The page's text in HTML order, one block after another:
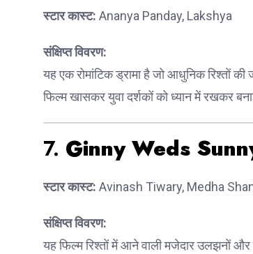
स्टार कास्ट: Ananya Panday, Lakshya
संक्षिप्त विवरण:
यह एक रोमांटिक ड्रामा है जो आधुनिक रिश्तों
फिल्म खासकर युवा दर्शकों को ध्यान में रखकर
7. Ginny Weds
स्टार कास्ट: Avinash Tiwary, Medha
संक्षिप्त विवरण:
यह फिल्म रिश्तों में आने वाली मजेदार उलझनों और